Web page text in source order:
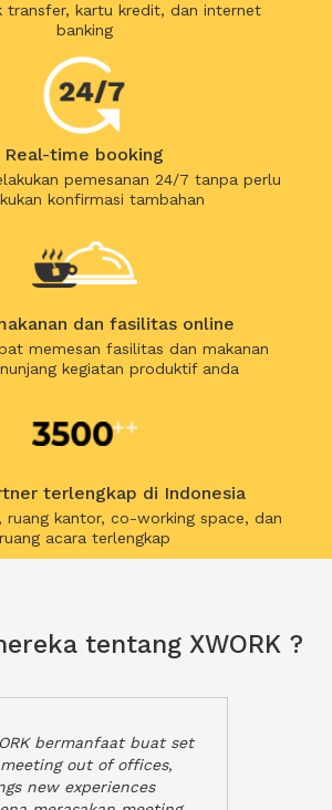
transfer, kartu kredit, dan internet
banking
Real-time booking
pemesanan 24/7 tanpa perlu
konfirmasi tambahan
dan fasilitas online
memesan fasilitas dan makanan
kegiatan produktif anda
terlengkap di Indonesia
ruang kantor, co-working space, dan
ruang acara terlengkap
tentang XWORK ?
bermanfaat buat set
out of offices,
new experiences